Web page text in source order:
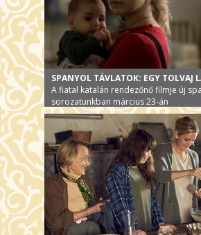
SPANYOL TÁVLATOK: EGY TOLVAJ
A fiatal katalán rendezőnő filmje új
sorozatunkban március 23-án